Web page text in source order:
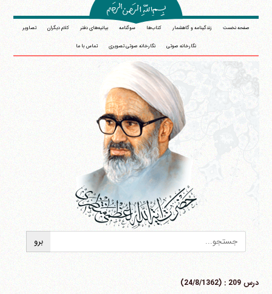
صفحه نخست زندگینامه و گاهشمار کتاب‌ها سوگنامه بیانیه‌های دفتر کلام دیگران تصاویر
نگارخانه صوتی نگارخانه صوتی تصویری تماس با ما
درس 209 : (24/8/1362)
آیت‌الله منتظری
وب سایت رسمی آیت‌الله منتظری
قم،میدان مصلّی، بلوار شهید محمّد منتظری، كوچه
شماره ٨ کد پستی: 3713744381
فکس37740015-25-98+